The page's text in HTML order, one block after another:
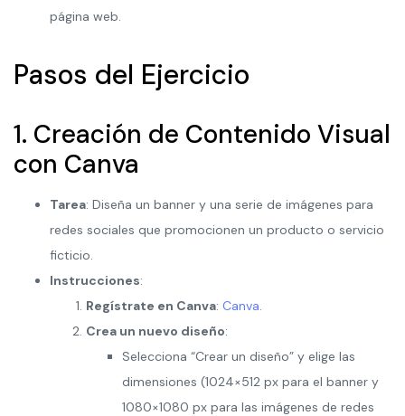
página web.
Pasos del Ejercicio
1. Creación de Contenido Visual
con Canva
Tarea: Diseña un banner y una serie de imágenes para
redes sociales que promocionen un producto o servicio
ficticio.
Instrucciones:
Regístrate en Canva: Canva.
Crea un nuevo diseño:
Selecciona “Crear un diseño” y elige las
dimensiones (1024×512 px para el banner y
1080×1080 px para las imágenes de redes